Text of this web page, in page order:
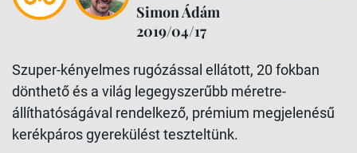
Simon Ádám
2019/04/17
Szuper-kényelmes rugózással ellátott, 20 fokban
dönthető és a világ legegyszerűbb méretre-
állíthatóságával rendelkező, prémium megjelenésű
kerékpáros gyerekülést teszteltünk.